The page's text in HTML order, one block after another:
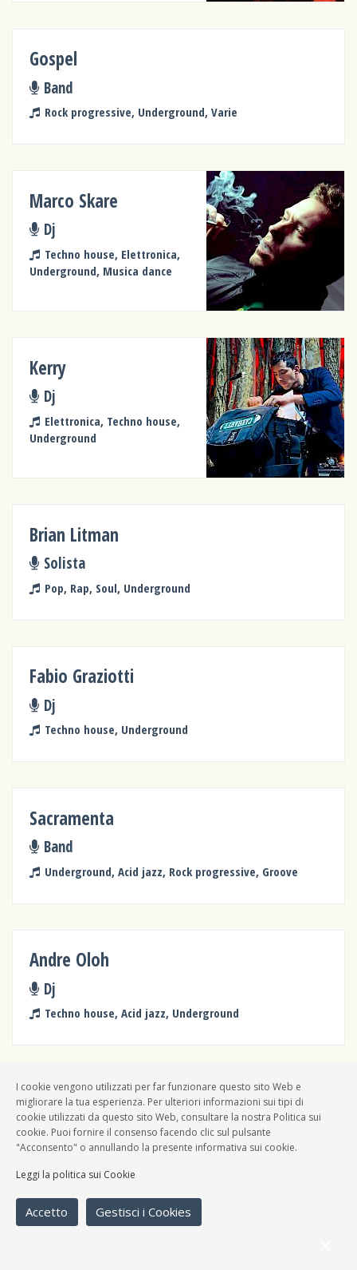
Gospel
Band
Rock progressive, Underground, Varie
Marco Skare
Dj
Techno house, Elettronica,
Underground, Musica dance
Kerry
Dj
Elettronica, Techno house,
Underground
Brian Litman
Solista
Pop, Rap, Soul, Underground
Fabio Graziotti
Dj
Techno house, Underground
Sacramenta
Band
Underground, Acid jazz, Rock progressive, Groove
Andre Oloh
Dj
Techno house, Acid jazz, Underground
Liquid Words
Band
Industrial, Noise, Underground, Varie
I cookie vengono utilizzati per far funzionare questo sito Web e
migliorare la tua esperienza. Per ulteriori informazioni sui tipi di
cookie utilizzati da questo sito Web, consultare la nostra Politica sui
cookie. Puoi fornire il consenso facendo clic sul pulsante
"Acconsento" o annullando la presente informativa sui cookie.
Leggi la politica sui Cookie
Accetto Gestisci i Cookies